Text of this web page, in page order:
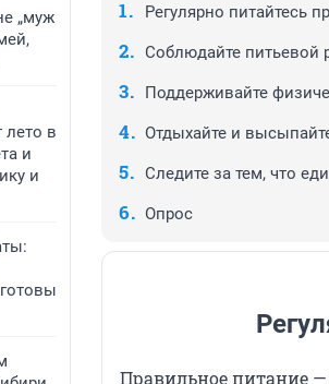
„муж
лето в
и
и
Регулярно питайтесь
Соблюдайте питьевой
Поддерживайте
Отдыхайте и
Следите за тем, что
Опрос
Правильное питание —